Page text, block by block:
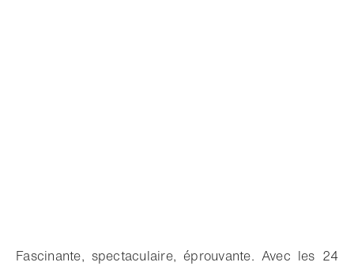
Fascinante, spectaculaire, éprouvante. Avec les 24